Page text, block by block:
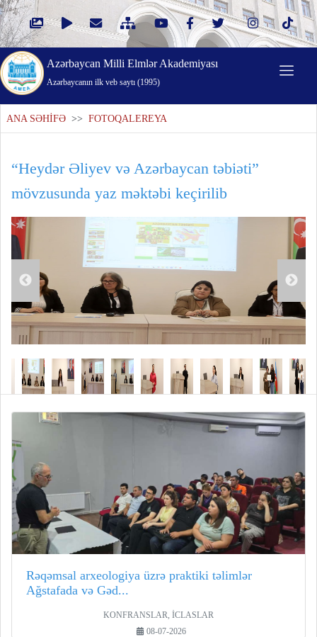
Azərbaycan Milli Elmlər Akademiyası
Azərbaycanın ilk veb saytı (1995)
ANA SƏHİFƏ >> FOTOQALEREYA
“Heydər Əliyev və Azərbaycan təbiəti”
mövzusunda yaz məktəbi keçirilib
Rəqəmsal arxeologiya üzrə praktiki təlimlər
Ağstafada və Gəd...
KONFRANSLAR, İCLASLAR
08-07-2026